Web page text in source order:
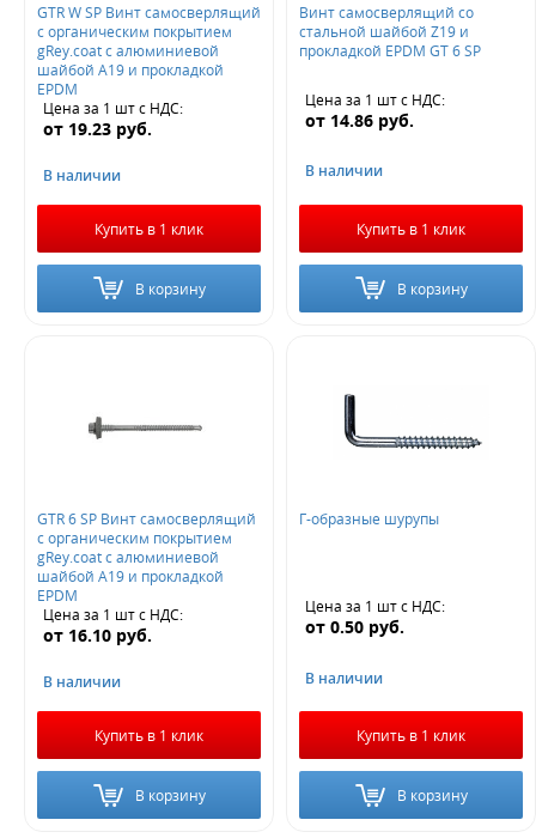
GTR W SP Винт самосверлящий
с органическим покрытием
gRey.coat с алюминиевой
шайбой А19 и прокладкой
EPDM
Цена за 1 штс НДС:
от 19.23 руб.
В наличии
Купить в 1 клик
В корзину
Винт самосверлящий со
стальной шайбой Z19 и
прокладкой EPDM GT 6 SP
Цена за 1 штс НДС:
от 14.86 руб.
В наличии
Купить в 1 клик
В корзину
GTR 6 SP Винт самосверлящий
с органическим покрытием
gRey.coat с алюминиевой
шайбой А19 и прокладкой
EPDM
Цена за 1 штс НДС:
от 16.10 руб.
В наличии
Купить в 1 клик
В корзину
Г-образные шурупы
Цена за 1 штс НДС:
от 0.50 руб.
В наличии
Купить в 1 клик
В корзину